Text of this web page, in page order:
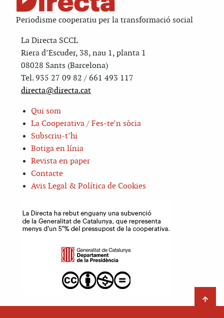
Periodisme cooperatiu per la transformació social
La Directa SCCL
Riera d’Escuder, 38, nau 1, planta 1
08028 Sants (Barcelona)
Tel. 935 27 09 82 / 661 493 117
directa@directa.cat
Qui som
La Cooperativa / Fes-te’n sòcia
Subscriu-t’hi
Botiga en línia
Revista en paper
Contacte
Avis Legal & Política de Cookies